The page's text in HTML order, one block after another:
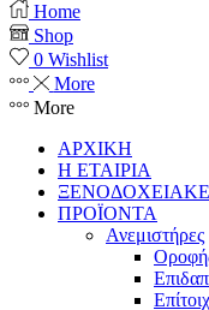
Home
Shop
0 Wishlist
More
More
ΑΡΧΙΚΗ
Η ΕΤΑΙΡΙΑ
ΠΡΟΪΟΝΤΑ
Ανεμιστήρες